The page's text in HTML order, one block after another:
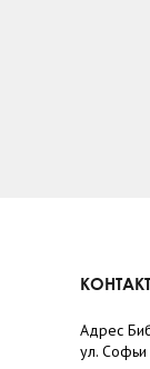
Адрес
ул.